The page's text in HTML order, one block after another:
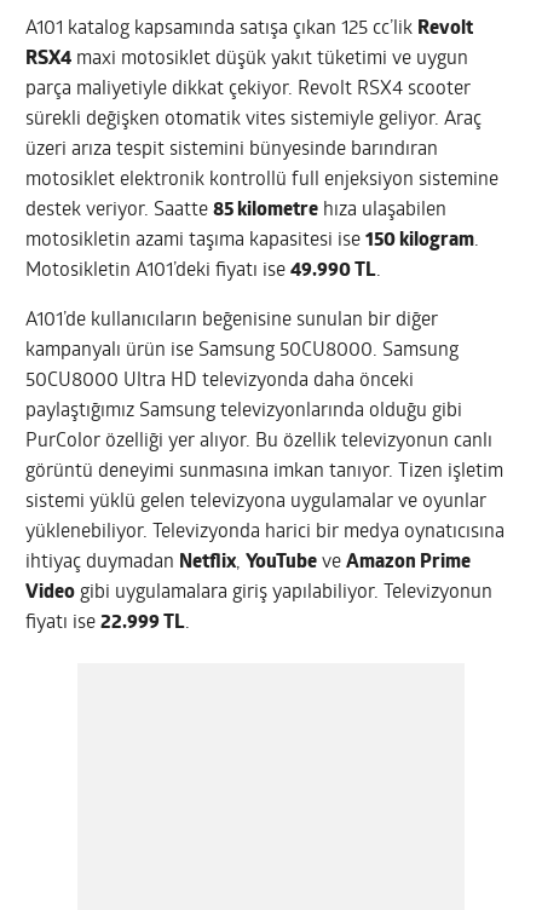
A101 katalog kapsamında satışa çıkan 125 cc’lik Revolt
RSX4 maxi motosiklet düşük yakıt tüketimi ve uygun
parça maliyetiyle dikkat çekiyor. Revolt RSX4 scooter
sürekli değişken otomatik vites sistemiyle geliyor. Araç
üzeri arıza tespit sistemini bünyesinde barındıran
motosiklet elektronik kontrollü full enjeksiyon sistemine
destek veriyor. Saatte85 kilometre hıza ulaşabilen
motosikletin azami taşıma kapasitesi ise150 kilogram.
Motosikletin A101’deki fiyatı ise49.990 TL.
A101’de kullanıcıların beğenisine sunulan bir diğer
kampanyalı ürün ise Samsung 50CU8000. Samsung
50CU8000 Ultra HD televizyonda daha önceki
paylaştığımız Samsung televizyonlarında olduğu gibi
PurColor özelliği yer alıyor. Bu özellik televizyonun canlı
görüntü deneyimi sunmasına imkan tanıyor. Tizen işletim
sistemi yüklü gelen televizyona uygulamalar ve oyunlar
yüklenebiliyor. Televizyonda harici bir medya oynatıcısına
ihtiyaç duymadan Netflix, YouTube veAmazon Prime
Video gibi uygulamalara giriş yapılabiliyor. Televizyonun
fiyatı ise22.999 TL.